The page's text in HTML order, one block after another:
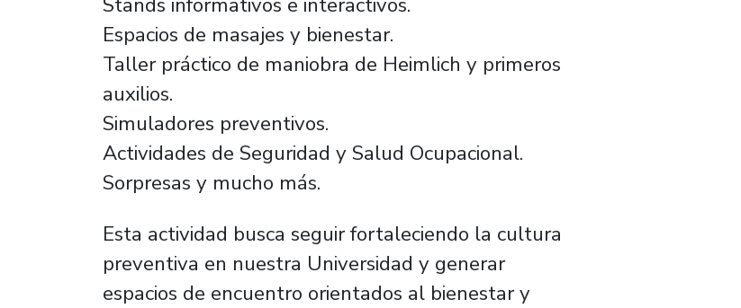
Espacios de masajes y bienestar.
Taller práctico de maniobra de Heimlich y primeros
auxilios.
Simuladores preventivos.
Actividades de Seguridad y Salud Ocupacional.
Sorpresas y mucho más.
Esta actividad busca seguir fortaleciendo la cultura
preventiva en nuestra Universidad y generar
espacios de encuentro orientados al bienestar y